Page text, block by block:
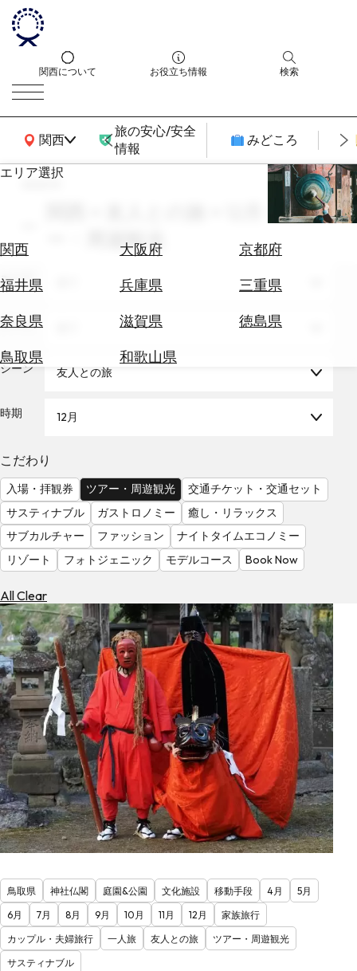
関西について お役立ち情報 検索
関西
関西広域MAP
旅の安心/安全
情報
みどころ
エリア選択
関西 大阪府
京都府
福井県
兵庫県
三重県
奈良県
滋賀県
徳島県
鳥取県
和歌山県
エ
券
テ
を
る
気
を
見
る
search
関西 × 友人との旅 × 12月 × ツア
ー・周遊観光
エリア
テーマ
シーン 友人との旅
時期 12月
こだわり
入場・拝観券 ツアー・周遊観光
交通チケット・交通セット
サスティナブル
ガストロノミー
癒し・リラックス
サブカルチャー
ファッション
ナイトタイムエコノミー
リゾート
フォトジェニック モデルコース Book Now
All Clear
鳥取県 神社仏閣 庭園&公園 文化施設 移動手段 4月
5月
6月
7月 8月 9月 10月 11月 12月
家族旅行
カップル・夫婦旅行
一人旅 友人との旅
ツアー・周遊観光
サスティナブル